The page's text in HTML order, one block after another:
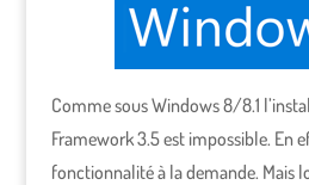
Comme sous Windows 8/8.1
Framework 3.5 est impossible. En
fonctionnalité à la demande. Mais